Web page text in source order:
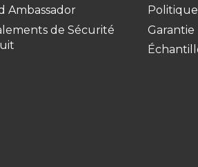
Ambassador
de Sécurité
Garantie